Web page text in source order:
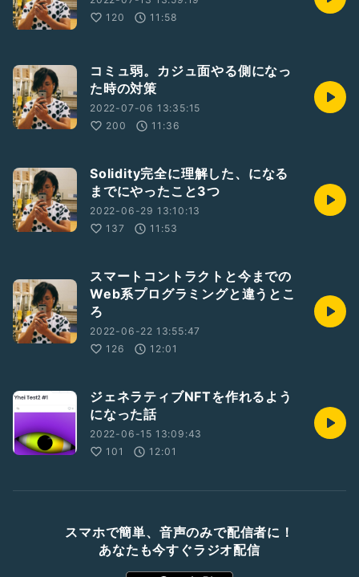
120
11:58
コミュ弱。カジュ面やる側になっ
た時の対策
2022-07-06 13:35:15
200
11:36
Solidity完全に理解した、になる
までにやったこと3つ
2022-06-29 13:10:13
137
11:53
スマートコントラクトと今までの
Web系プログラミングと違うとこ
ろ
2022-06-22 13:55:47
126
12:01
ジェネラティブNFTを作れるよう
になった話
2022-06-15 13:09:43
101
12:01
スマホで簡単、音声のみで配信者に！
あなたも今すぐラジオ配信